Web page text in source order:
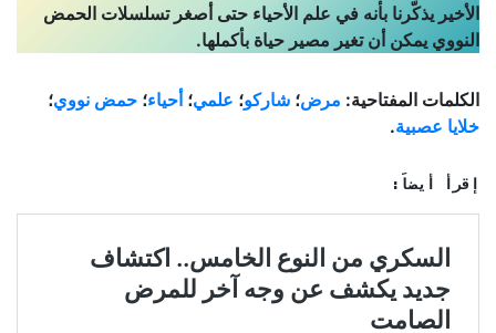
الأخير يذكّرنا بأنه في علم الأحياء حتى أصغر تسلسلات الحمض
النووي يمكن أن تغير مصير حياة بأكملها.
الكلمات المفتاحية: مرض؛ شاركو؛ علمي؛أحياء؛ حمض نووي؛
خلايا عصبية.
إقرأ أيضاً: